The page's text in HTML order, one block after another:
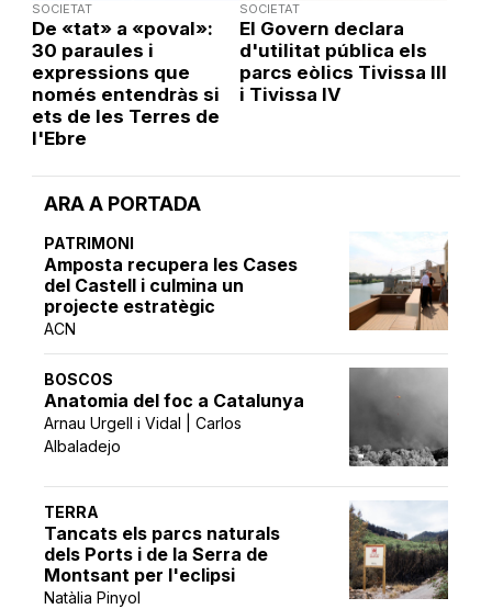
ARA A PORTADA
PATRIMONI
Amposta recupera les Cases
del Castell i culmina un
projecte estratègic
ACN
BOSCOS
Anatomia del foc a Catalunya
Arnau Urgell i Vidal | Carlos
Albaladejo
TERRA
Tancats els parcs naturals
dels Ports i de la Serra de
Montsant per l'eclipsi
Natàlia Pinyol
SOCIETAT
De «tat» a «poval»:
30 paraules i
expressions que
només entendràs si
ets de les Terres de
l'Ebre
SOCIETAT
El Govern declara
d'utilitat pública els
parcs eòlics Tivissa III
i Tivissa IV